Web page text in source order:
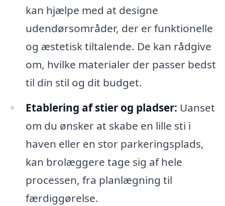
kan hjælpe med at designe
udendørsområder, der er funktionelle
og æstetisk tiltalende. De kan rådgive
om, hvilke materialer der passer bedst
til din stil og dit budget.
Etablering af stier og pladser: Uanset
om du ønsker at skabe en lille sti i
haven eller en stor parkeringsplads,
kan brolæggere tage sig af hele
processen, fra planlægning til
færdiggørelse.